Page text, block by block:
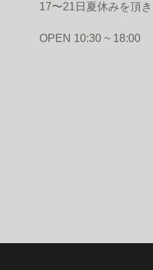
17〜21日夏休みを頂き
OPEN 10:30 ~ 18:00